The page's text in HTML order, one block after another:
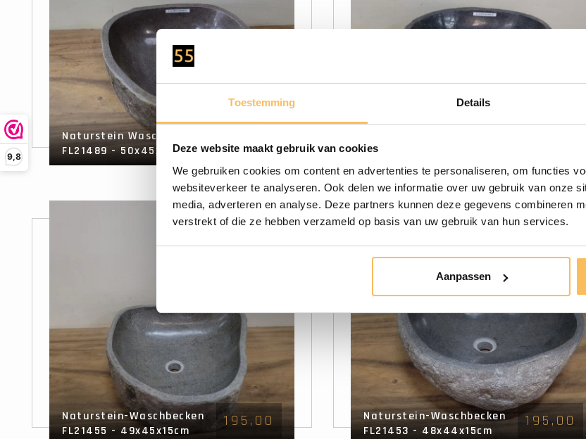
Toestemming Details
Deze website maakt gebruik van cookies
We gebruiken cookies om content en advertenties te personaliseren, om functies
websiteverkeer te analyseren. Ook delen we informatie over uw gebruik van onze
media, adverteren en analyse. Deze partners kunnen deze gegevens combineren
verstrekt of die ze hebben verzameld op basis van uw gebruik van hun services.
Aanpassen
9,8
Naturstein Waschbecken
FL21489 - 50x45x15cm
195,00
FL21473 - 49x49x15cm
Naturstein-Waschbecken
FL21455 - 49x45x15cm
195,00
Naturstein-Waschbecken
FL21453 - 48x44x15cm
195,00